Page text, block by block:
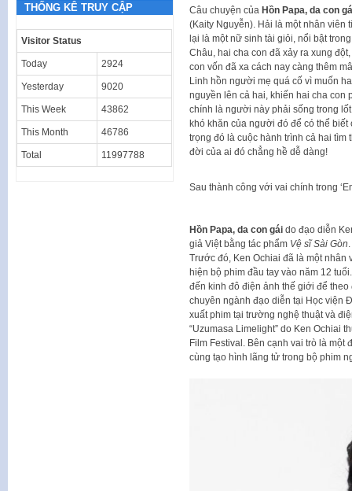
Câu chuyện của Hồn Papa, da con
(Kaity Nguyễn). Hải là một nhân viên
lại là một nữ sinh tài giỏi, nổi bật
Châu, hai cha con đã xảy ra xung
con vốn đã xa cách nay càng thêm
Linh hồn người mẹ quá cố vì muốn
nguyền lên cả hai, khiến hai cha con
chính là người này phải sống trong
khó khăn của người đó để có thể
trọng đó là cuộc hành trình cả hai tìm
đời của ai đó chẳng hề dễ dàng!
Sau thành công với vai chính trong
Hồn Papa, da con gái do đạo diễn
giả Việt bằng tác phẩm Vệ sĩ Sài Gòn.
Trước đó, Ken Ochiai đã là một nhân
hiện bộ phim đầu tay vào năm 12
đến kinh đô điện ảnh thế giới để
chuyên ngành đạo diễn tại Học viện
xuất phim tại trường nghệ thuật và
“Uzumasa Limelight” do Ken Ochiai
Film Festival. Bên cạnh vai trò là
cùng tạo hình lãng tử trong bộ phim
THỐNG KÊ TRUY CẬP
Visitor Status
Today 2924
Yesterday 9020
This Week 43862
This Month 46786
Total 11997788